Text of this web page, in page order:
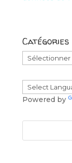
Catégories
Catégories
Powered by